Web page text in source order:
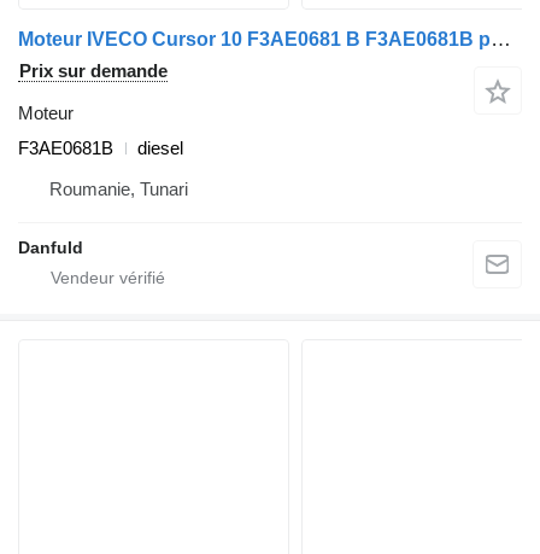
Moteur IVECO Cursor 10 F3AE0681 B F3AE0681B pour IVECO Stralis EuroTehc, EuroStar, EuroRider, PowerStar
Prix sur demande
Moteur
F3AE0681B
diesel
Roumanie, Tunari
Danfuld